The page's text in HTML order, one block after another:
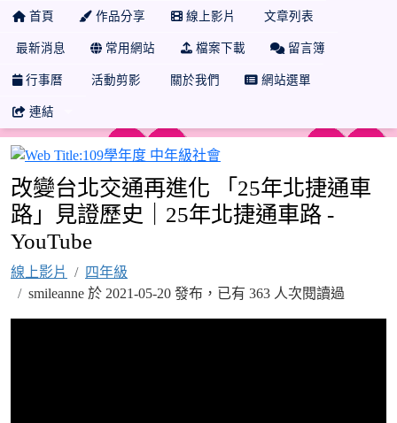
首頁 作品分享 線上影片 文章列表
最新消息 常用網站 檔案下載 留言簿
行事曆 活動剪影 關於我們 網站選單
連結
109學年度 中年級社會
改變台北交通再進化 「25年北捷通車
路」見證歷史｜25年北捷通車路 -
YouTube
線上影片
四年級
smileanne 於 2021-05-20 發布，已有 363 人次閱讀過